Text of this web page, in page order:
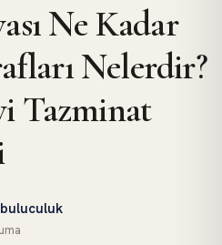
Ne Kadar
Nelerdir?
Tazminat